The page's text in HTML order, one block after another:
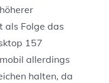
als Folge das
157
allerdings
halten, da